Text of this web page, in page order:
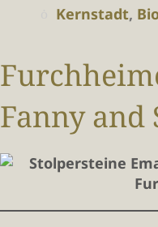
Kernstadt,
Fanny and